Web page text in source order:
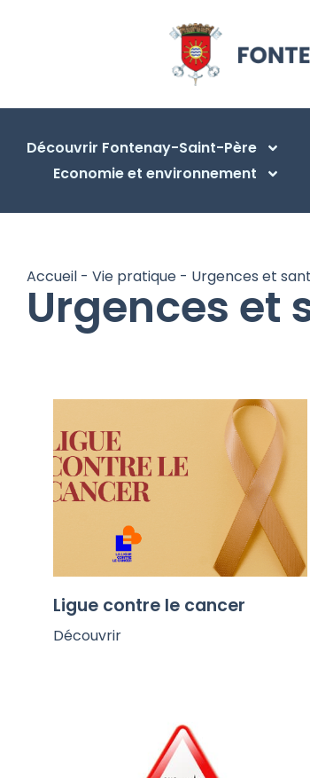
Découvrir Fontenay-Saint-Père
Economie et environnement
Accueil - Vie pratique - Urgences et
Urgences et
Ligue contre le cancer
Découvrir